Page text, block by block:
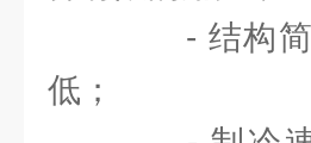
- 结构简
低；